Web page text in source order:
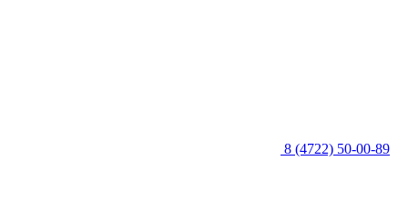
8 (4722) 50-00-89